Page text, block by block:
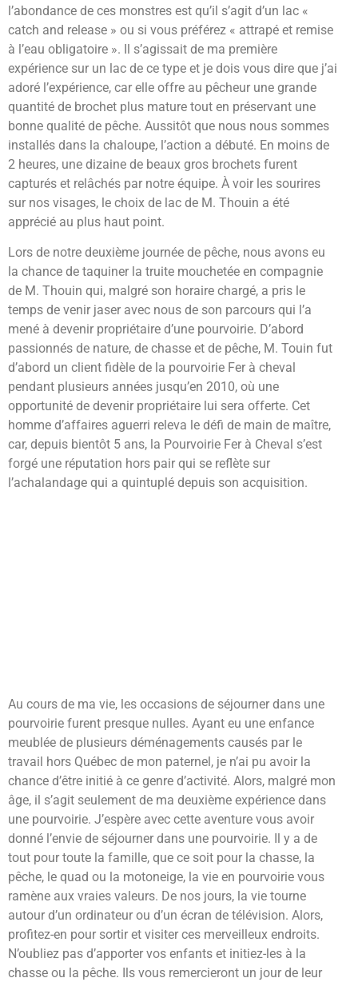
l’abondance de ces monstres est qu’il s’agit d’un lac «
catch and release » ou si vous préférez « attrapé et remise
à l’eau obligatoire ». Il s’agissait de ma première
expérience sur un lac de ce type et je dois vous dire que j’ai
adoré l’expérience, car elle offre au pêcheur une grande
quantité de brochet plus mature tout en préservant une
bonne qualité de pêche. Aussitôt que nous nous sommes
installés dans la chaloupe, l’action a débuté. En moins de
2 heures, une dizaine de beaux gros brochets furent
capturés et relâchés par notre équipe. À voir les sourires
sur nos visages, le choix de lac de M. Thouin a été
apprécié au plus haut point.
Lors de notre deuxième journée de pêche, nous avons eu
la chance de taquiner la truite mouchetée en compagnie
de M. Thouin qui, malgré son horaire chargé, a pris le
temps de venir jaser avec nous de son parcours qui l’a
mené à devenir propriétaire d’une pourvoirie. D’abord
passionnés de nature, de chasse et de pêche, M. Touin fut
d’abord un client fidèle de la pourvoirie Fer à cheval
pendant plusieurs années jusqu’en 2010, où une
opportunité de devenir propriétaire lui sera offerte. Cet
homme d’affaires aguerri releva le défi de main de maître,
car, depuis bientôt 5 ans, la Pourvoirie Fer à Cheval s’est
forgé une réputation hors pair qui se reflète sur
l’achalandage qui a quintuplé depuis son acquisition.
Au cours de ma vie, les occasions de séjourner dans une
pourvoirie furent presque nulles. Ayant eu une enfance
meublée de plusieurs déménagements causés par le
travail hors Québec de mon paternel, je n’ai pu avoir la
chance d’être initié à ce genre d’activité. Alors, malgré mon
âge, il s’agit seulement de ma deuxième expérience dans
une pourvoirie. J’espère avec cette aventure vous avoir
donné l’envie de séjourner dans une pourvoirie. Il y a de
tout pour toute la famille, que ce soit pour la chasse, la
pêche, le quad ou la motoneige, la vie en pourvoirie vous
ramène aux vraies valeurs. De nos jours, la vie tourne
autour d’un ordinateur ou d’un écran de télévision. Alors,
profitez-en pour sortir et visiter ces merveilleux endroits.
N’oubliez pas d’apporter vos enfants et initiez-les à la
chasse ou la pêche. Ils vous remercieront un jour de leur